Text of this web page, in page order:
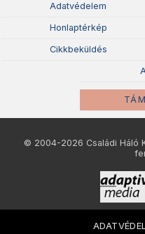
Adatvédelem
Honlaptérkép
Cikkbeküldés
© 2004-2026 Családi Háló